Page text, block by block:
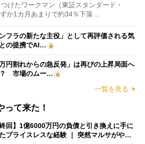
けたワークマン（東証スタンダード・
か1カ月あまりで約34％下落…
フラの新たな主役」として再評価される気
の提携でAI…
円割れからの急反発」は再びの上昇局面へ
？ 市場のムー…
一覧を見る
って来た！
終回】1億6000万円の負債と引き換えに手に
プライスレスな経験 ｜ 突然マルサがや…